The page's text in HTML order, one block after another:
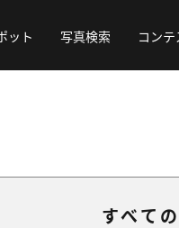
ット 写真検索 コンテ
すべて